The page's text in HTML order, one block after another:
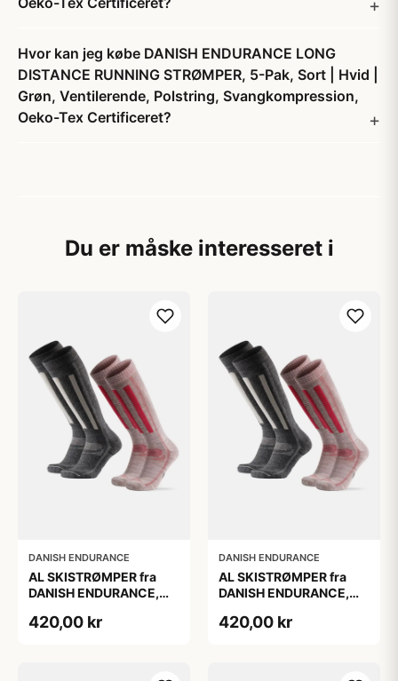
Hvor kan jeg købe DANISH ENDURANCE LONG
DISTANCE RUNNING STRØMPER, 5-Pak, Sort | Hvid |
Grøn, Ventilerende, Polstring, Svangkompression,
Oeko-Tex Certificeret?
Du er måske interesseret i
DANISH ENDURANCE
AL SKISTRØMPER fra
DANISH ENDURANCE,
420,00 kr
DANISH ENDURANCE
AL SKISTRØMPER fra
DANISH ENDURANCE,
420,00 kr